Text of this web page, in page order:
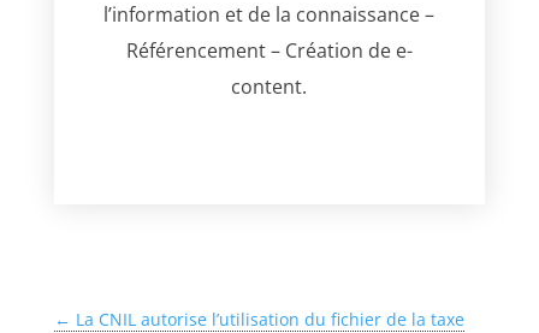
l’information et de la connaissance –
Référencement – Création de e-
content.
← La CNIL autorise l’utilisation du fichier de la taxe